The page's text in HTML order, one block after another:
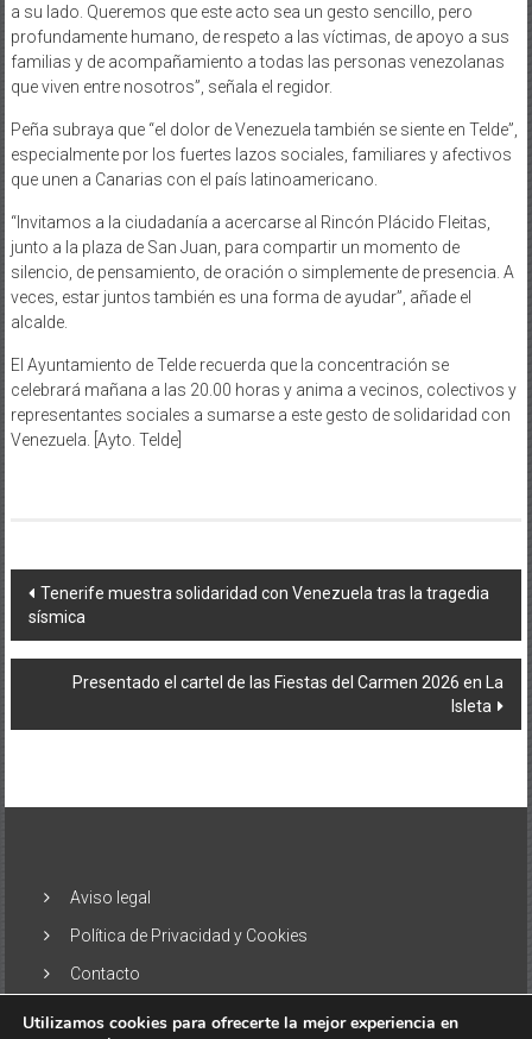
a su lado. Queremos que este acto sea un gesto sencillo, pero
profundamente humano, de respeto a las víctimas, de apoyo a sus
familias y de acompañamiento a todas las personas venezolanas
que viven entre nosotros”, señala el regidor.
Peña subraya que “el dolor de Venezuela también se siente en Telde”,
especialmente por los fuertes lazos sociales, familiares y afectivos
que unen a Canarias con el país latinoamericano.
“Invitamos a la ciudadanía a acercarse al Rincón Plácido Fleitas,
junto a la plaza de San Juan, para compartir un momento de
silencio, de pensamiento, de oración o simplemente de presencia. A
veces, estar juntos también es una forma de ayudar”, añade el
alcalde.
El Ayuntamiento de Telde recuerda que la concentración se
celebrará mañana a las 20.00 horas y anima a vecinos, colectivos y
representantes sociales a sumarse a este gesto de solidaridad con
Venezuela. [Ayto. Telde]
Navegación
de
entradas
Tenerife muestra solidaridad con Venezuela tras la tragedia
sísmica
Presentado el cartel de las Fiestas del Carmen 2026 en La
Isleta
Aviso legal
Política de Privacidad y Cookies
Contacto
Utilizamos cookies para ofrecerte la mejor experiencia en